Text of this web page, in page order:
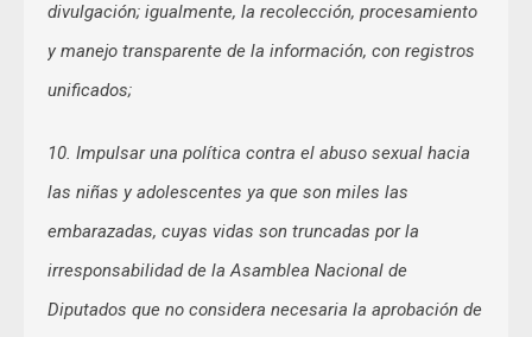
divulgación; igualmente, la recolección, procesamiento
y manejo transparente de la información, con registros
unificados;
10. Impulsar una política contra el abuso sexual hacia
las niñas y adolescentes ya que son miles las
embarazadas, cuyas vidas son truncadas por la
irresponsabilidad de la Asamblea Nacional de
Diputados que no considera necesaria la aprobación de